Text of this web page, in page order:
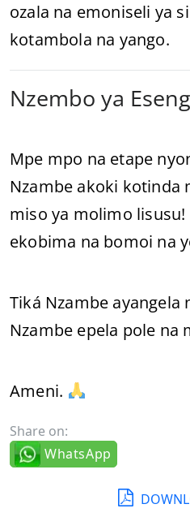
ozala na emoniseli ya
kotambola na yango.
Nzembo ya
Mpe mpo na etape
Nzambe akoki kotinda
miso ya molimo
ekobima na bomoi na
Tiká Nzambe
Nzambe epela pole na
Ameni.
Share on:
WhatsApp